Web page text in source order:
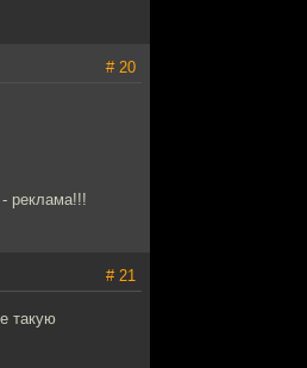
# 20
реклама!!!
# 21
такую